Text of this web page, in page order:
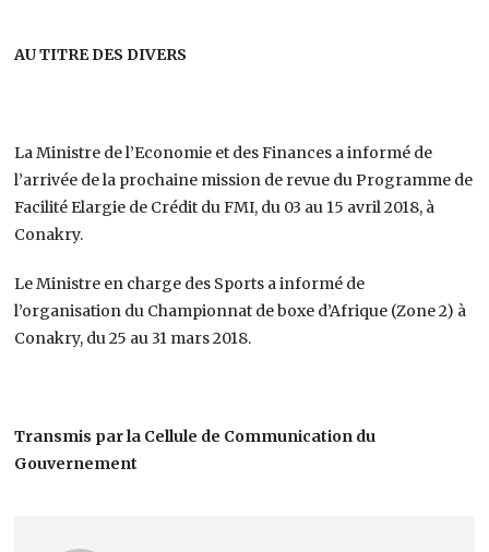
AU TITRE DES DIVERS
La Ministre de l’Economie et des Finances a informé de
l’arrivée de la prochaine mission de revue du Programme de
Facilité Elargie de Crédit du FMI, du 03 au 15 avril 2018, à
Conakry.
Le Ministre en charge des Sports a informé de
l’organisation du Championnat de boxe d’Afrique (Zone 2) à
Conakry, du 25 au 31 mars 2018.
Transmis par la Cellule de Communication du
Gouvernement